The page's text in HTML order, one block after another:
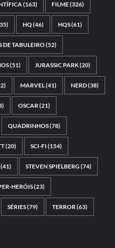
(163) FILME(326)
HQ(46) HQS(61)
DE TABULEIRO(52)
(51) JURASSIC PARK(20)
MARVEL(41) NERD(38)
OSCAR(21)
QUADRINHOS(78)
(20) SCI-FI (154)
(41) STEVEN SPIELBERG (74)
HERÓIS(23)
SÉRIES(79) TERROR(63)